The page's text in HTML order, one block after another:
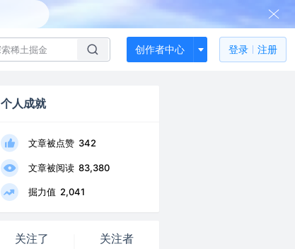
创作者中心 登录 注册
个人成就
文章被点赞 342
文章被阅读 83,380
掘力值 2,041
关注了
关注者